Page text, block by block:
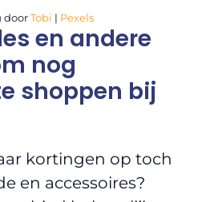
doorTobi | Pexels
en andere
nog
shoppen bij
kortingen op toch
en accessoires?